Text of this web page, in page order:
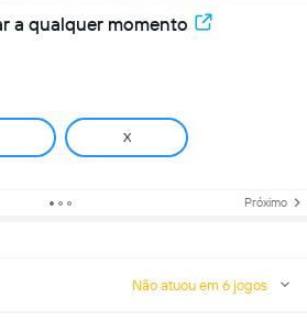
a qualquer momento
X
Próximo
Não atuou em 6 jogos